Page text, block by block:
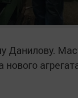
Данилову.